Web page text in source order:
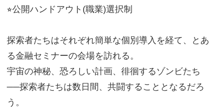
⭐︎公開ハンドアウト(職業)選択制
探索者たちはそれぞれ簡単な個別導入を経て、とあ
る金融セミナーの会場を訪れる。
宇宙の神秘、恐ろしい計画、徘徊するゾンビたち​
──探索者たちは数日間、共闘することとなるだろ
う。